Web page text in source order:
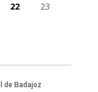
22
23